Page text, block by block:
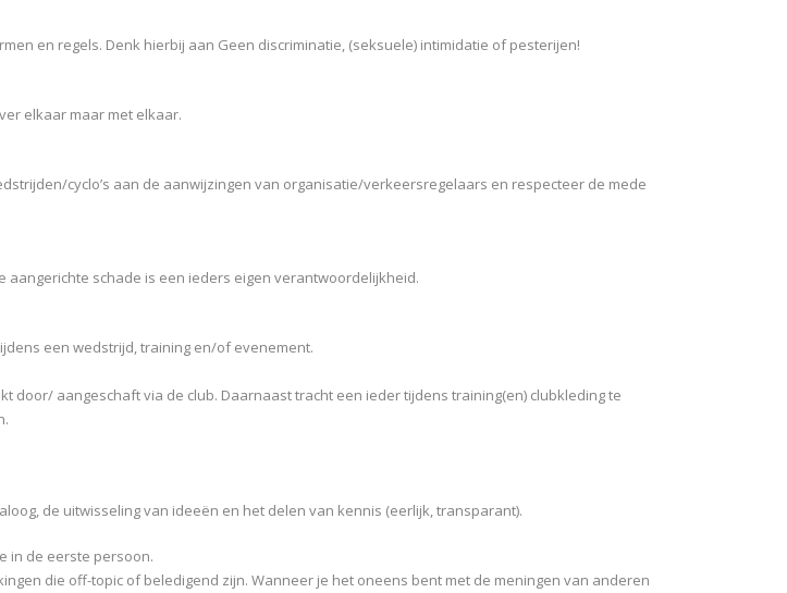
en regels. Denk hierbij aan Geen discriminatie, (seksuele) intimidatie of pesterijen!
elkaar maar met elkaar.
cyclo’s aan de aanwijzingen van organisatie/verkeersregelaars en respecteer de mede
aangerichte schade is een ieders eigen verantwoordelijkheid.
een wedstrijd, training en/of evenement.
door/ aangeschaft via de club. Daarnaast tracht een ieder tijdens training(en) clubkleding te
de uitwisseling van ideeën en het delen van kennis (eerlijk, transparant).
in de eerste persoon.
die off-topic of beledigend zijn. Wanneer je het oneens bent met de meningen van anderen